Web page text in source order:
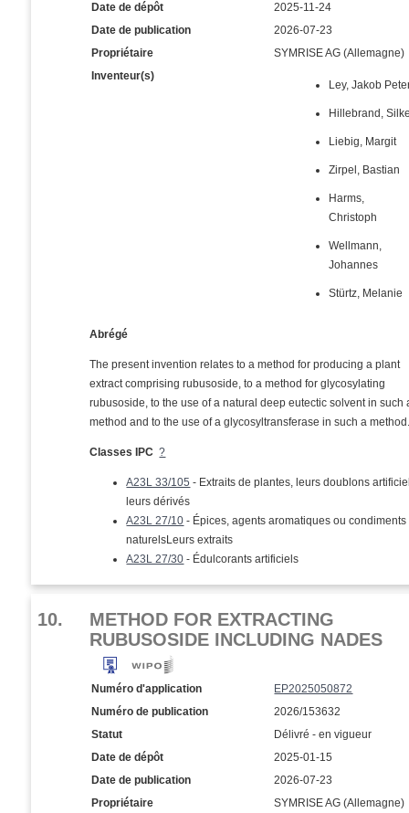
Date de dépôt
2025-11-24
Date de publication
2026-07-23
Propriétaire
SYMRISE AG (Allemagne)
Inventeur(s)
Ley, Jakob
Hillebrand,
Liebig, Margit
Zirpel, Bastian
Harms,
Christoph
Wellmann,
Johannes
Stürtz, Melanie
Abrégé
The present invention relates to a method for producing a plant
extract comprising rubusoside, to a method for glycosylating
rubusoside, to the use of a natural deep eutectic solvent in such
method and to the use of a glycosyltransferase in such a
Classes IPC ?
A23L 33/105 - Extraits de plantes, leurs doublons
leurs dérivés
A23L 27/10 - Épices, agents aromatiques ou condiments
naturelsLeurs extraits
A23L 27/30 - Édulcorants artificiels
10.
METHOD FOR EXTRACTING
RUBUSOSIDE INCLUDING NADES
Numéro d'application
EP2025050872
Numéro de publication
2026/153632
Statut
Délivré - en vigueur
Date de dépôt
2025-01-15
Date de publication
2026-07-23
Propriétaire
SYMRISE AG (Allemagne)